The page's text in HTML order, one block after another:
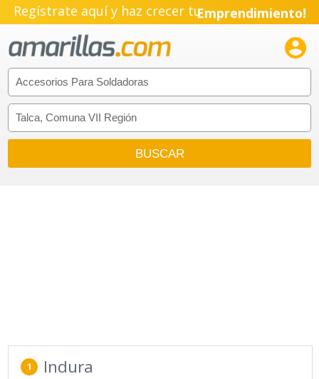
Regístrate aquí y haz crecer tuEmprendimiento!

1 Indura